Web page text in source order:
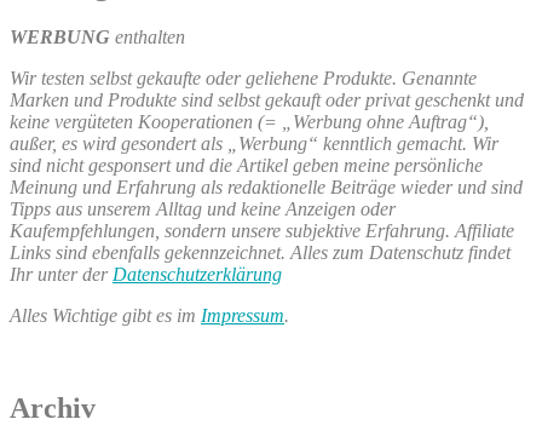
WERBUNG enthalten
Wir testen selbst gekaufte oder geliehene Produkte. Genannte
Marken und Produkte sind selbst gekauft oder privat geschenkt und
keine vergüteten Kooperationen (= „Werbung ohne Auftrag“),
außer, es wird gesondert als „Werbung“ kenntlich gemacht. Wir
sind nicht gesponsert und die Artikel geben meine persönliche
Meinung und Erfahrung als redaktionelle Beiträge wieder und sind
Tipps aus unserem Alltag und keine Anzeigen oder
Kaufempfehlungen, sondern unsere subjektive Erfahrung. Affiliate
Links sind ebenfalls gekennzeichnet. Alles zum Datenschutz findet
Ihr unter der Datenschutzerklärung
Alles Wichtige gibt es im Impressum.
Archiv